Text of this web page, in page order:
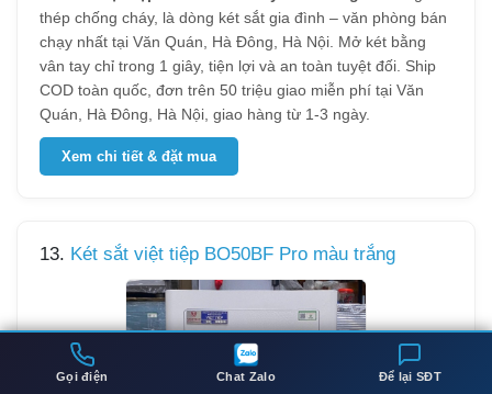
Gọi điện Chat Zalo Để lại SĐT
thép chống cháy, là dòng két sắt gia đình – văn phòng bán
chạy nhất tại Văn Quán, Hà Đông, Hà Nội. Mở két bằng
vân tay chỉ trong 1 giây, tiện lợi và an toàn tuyệt đối. Ship
COD toàn quốc, đơn trên 50 triệu giao miễn phí tại Văn
Quán, Hà Đông, Hà Nội, giao hàng từ 1-3 ngày.
Xem chi tiết & đặt mua
13. Két sắt việt tiệp BO50BF Pro màu trắng